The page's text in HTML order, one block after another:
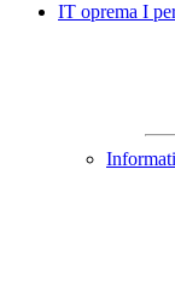
IT oprema I